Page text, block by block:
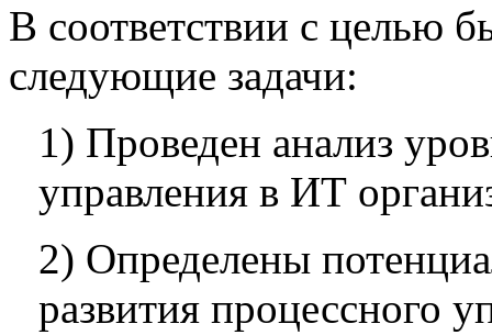
В соответствии с целью
следующие задачи:
1) Проведен анализ
управления в ИТ
2) Определены
развития процессного